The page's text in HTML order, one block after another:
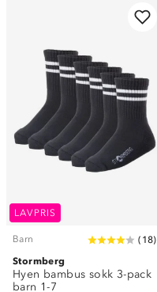
LAVPRIS
Barn ( 18)
Stormberg
Hyen bambus sokk 3-pack
barn 1-7